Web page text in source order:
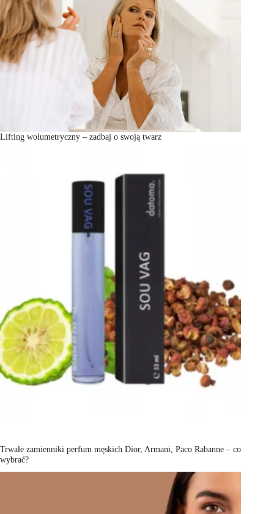
Lifting wolumetryczny – zadbaj o swoją twarz
Trwałe zamienniki perfum męskich Dior, Armani, Paco Rabanne – co
wybrać?